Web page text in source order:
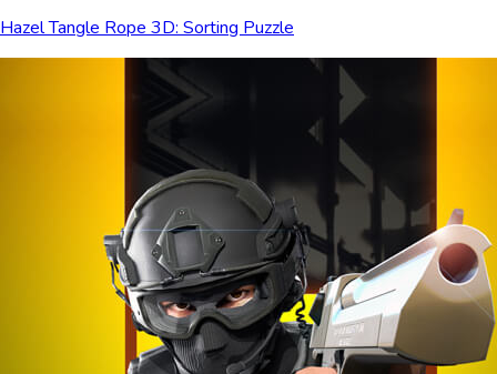
Hazel Tangle Rope 3D: Sorting Puzzle